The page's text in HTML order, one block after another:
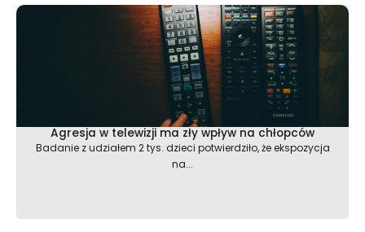
Agresja w telewizji ma zły wpływ na chłopców
Badanie z udziałem 2 tys. dzieci potwierdziło, że ekspozycja
na...